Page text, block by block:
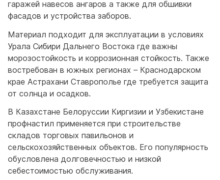
гаражей навесов ангаров а также для обшивки
фасадов и устройства заборов.
Материал подходит для эксплуатации в условиях
Урала Сибири Дальнего Востока где важны
морозостойкость и коррозионная стойкость. Также
востребован в южных регионах – Краснодарском
крае Астрахани Ставрополье где требуется защита
от солнца и осадков.
В Казахстане Белоруссии Киргизии и Узбекистане
профнастил применяется при строительстве
складов торговых павильонов и
сельскохозяйственных объектов. Его популярность
обусловлена долговечностью и низкой
себестоимостью обслуживания.